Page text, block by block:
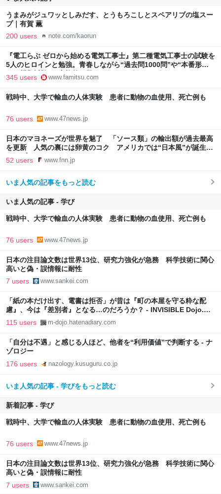
うまみがジュワッとしみだす、とうもろこしとスペアリブの塩スー
プ｜有賀 薫
200 users note.com/kaorun
『電工らぶ ゼロから始める電気工事士』第二種電気工事士の試験を
5人のヒロインと勉強。青春しながら“過去問1000問”や“本番形式
CBT模擬試験”で本格的に学べるノベルゲーム | ゲーム・エンタメ
最新情報のファミ通.com
345 users www.famitsu.com
戦時中、大学で輸血の人体実験 患者に動物の血使用、死亡例も
76 users www.47news.jp
日本のマヨネーズが世界を魅了 「ソース類」の輸出額が過去最高
を更新 人気の裏には卵黄のコク アメリカでは“日本風”が誕生｜
FNNプライムオンライン
52 users www.fnn.jp
いま人気の記事をもっと読む
いま人気の記事 - 学び
戦時中、大学で輸血の人体実験 患者に動物の血使用、死亡例も
76 users www.47news.jp
日本の注目論文数は世界13位、研究力強化が急務 科学技術に関心
高いと偽・誤情報に耐性
7 users www.sankei.com
「紙の本だけ出す、電書は拒否」が昔は『町の本屋を守る粋な配
慮』、今は『差別者』となる…のだろうか？ - INVISIBLE Dojo.
ーQUIET & COLORFUL PLACE-
115 users m-dojo.hatenadiary.com
「自分は不遇」と感じる人ほど、他者を“利用価値”で判断する - ナ
ゾロジー
176 users nazology.kusuguru.co.jp
いま人気の記事 - 学びをもっと読む
新着記事 - 学び
戦時中、大学で輸血の人体実験 患者に動物の血使用、死亡例も
76 users www.47news.jp
日本の注目論文数は世界13位、研究力強化が急務 科学技術に関心
高いと偽・誤情報に耐性
7 users www.sankei.com